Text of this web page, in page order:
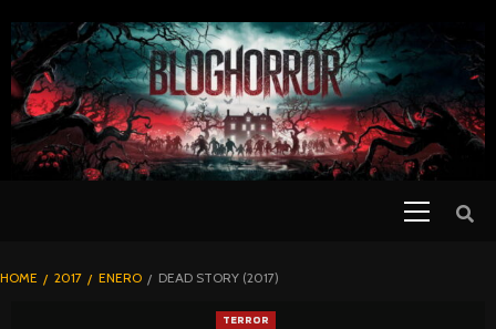
TO
CONTENT
BLOGHORROR
HOME 2017 ENERO DEAD STORY (2017)
TERROR